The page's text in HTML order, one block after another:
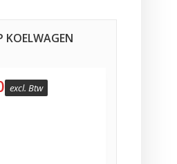
KOELWAGEN
excl. Btw